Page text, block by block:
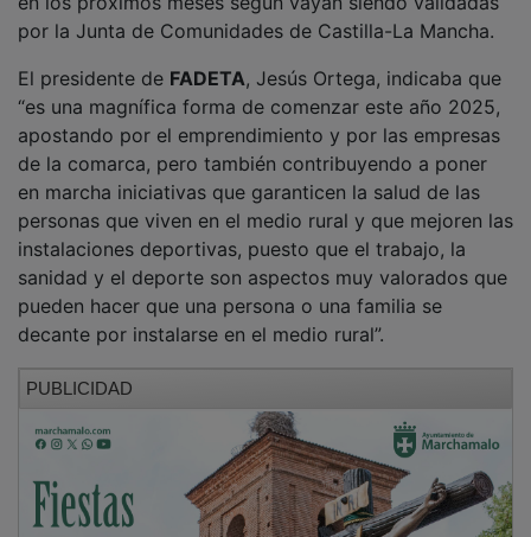
por la Junta de Comunidades de Castilla-La Mancha.
“es una magnífica forma de comenzar este año 2025,
apostando por el emprendimiento y por las empresas
de la comarca, pero también contribuyendo a poner
en marcha iniciativas que garanticen la salud de las
personas que viven en el medio rural y que mejoren las
instalaciones deportivas, puesto que el trabajo, la
sanidad y el deporte son aspectos muy valorados que
pueden hacer que una persona o una familia se
decante por instalarse en el medio rural”.